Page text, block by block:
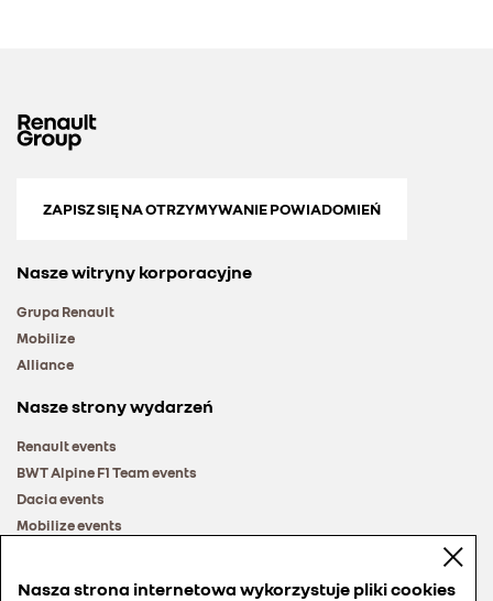
ZAPISZ SIĘ NA OTRZYMYWANIE POWIADOMIEŃ
Nasze witryny korporacyjne
Grupa Renault
Mobilize
Alliance
Nasze strony wydarzeń
Renault events
BWT Alpine F1 Team events
Dacia events
Mobilize events
Nasza strona internetowa wykorzystuje pliki cookies